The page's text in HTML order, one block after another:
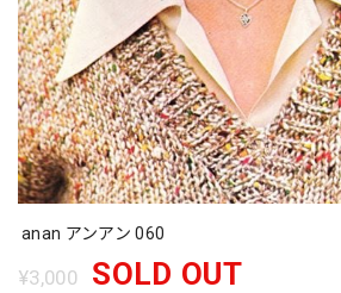
anan アンアン 060
¥3,000 SOLD OUT